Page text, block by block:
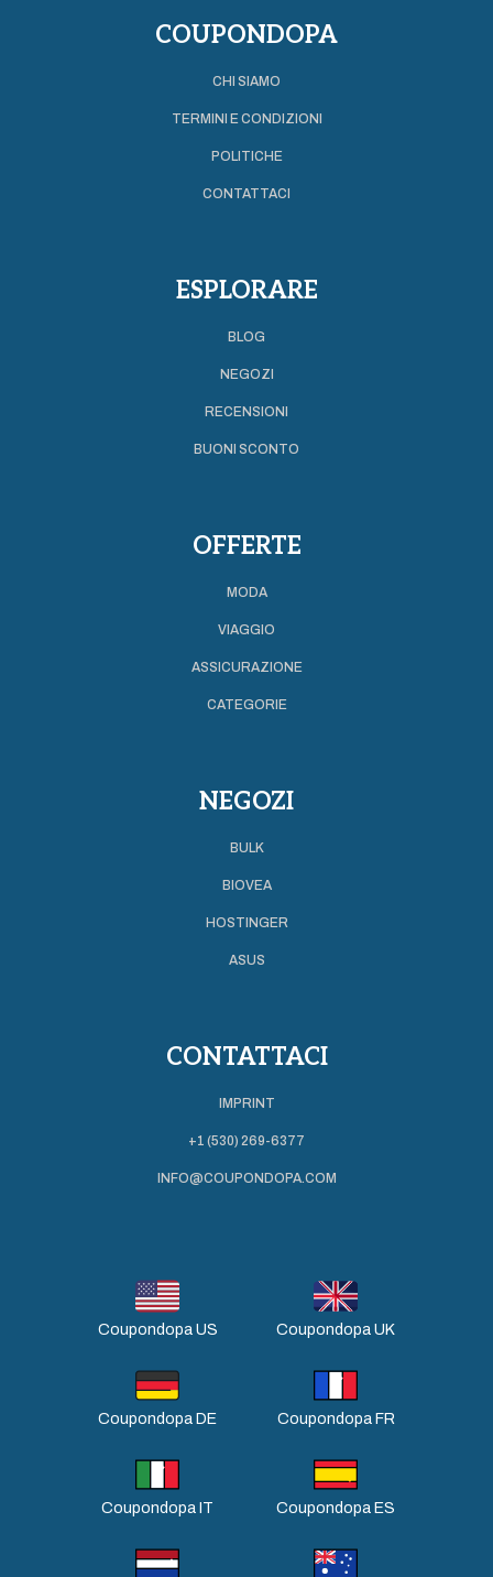
COUPONDOPA
CHI SIAMO
TERMINI E CONDIZIONI
POLITICHE
CONTATTACI
ESPLORARE
BLOG
NEGOZI
RECENSIONI
BUONI SCONTO
OFFERTE
MODA
VIAGGIO
ASSICURAZIONE
CATEGORIE
NEGOZI
BULK
BIOVEA
HOSTINGER
ASUS
CONTATTACI
IMPRINT
+1 (530) 269-6377
INFO@COUPONDOPA.COM
Coupondopa US Coupondopa UK
Coupondopa DE Coupondopa FR
Coupondopa IT Coupondopa ES